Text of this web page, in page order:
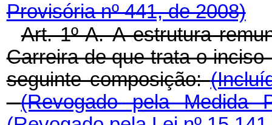
Provisória nº 441, de 2008)
Art. 1º-A.A estrutura
Carreira de que trata o
seguinte composição:
(Revogado pela Medida